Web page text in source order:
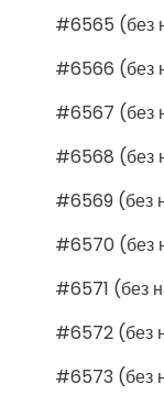
#6565 (без
#6566 (без
#6567 (без
#6568 (без
#6569 (без
#6570 (без
#6571 (без
#6572 (без
#6573 (без